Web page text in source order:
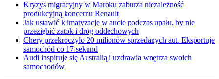
Kryzys migracyjny w Maroku zaburza niezależność
produkcyjną koncernu Renault
Jak ustawić klimatyzację w aucie podczas upału, by nie
przeziębić zatok i dróg oddechowych
Chery przekroczyło 20 milionów sprzedanych aut. Eksportuje
samochód co 17 sekund
Audi inspiruje się Australią i uzdrawia wnętrza swoich
samochodów